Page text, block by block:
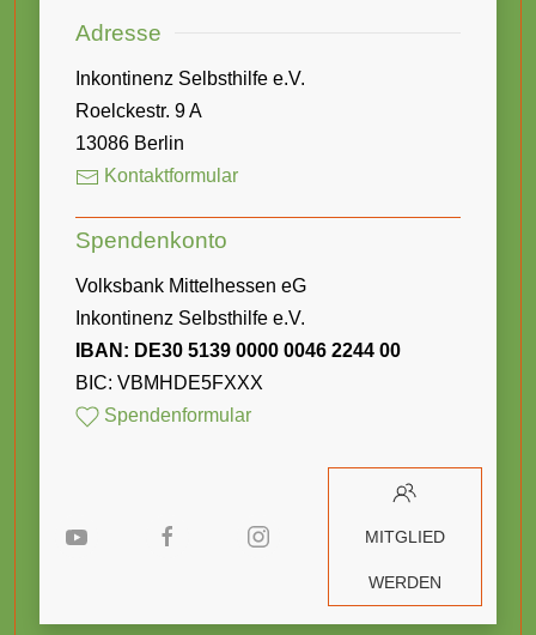
Adresse
Inkontinenz Selbsthilfe e.V.
Roelckestr. 9 A
13086 Berlin
Kontaktformular
Spendenkonto
Volksbank Mittelhessen eG
Inkontinenz Selbsthilfe e.V.
IBAN: DE30 5139 0000 0046 2244 00
BIC: VBMHDE5FXXX
Spendenformular
MITGLIED
WERDEN